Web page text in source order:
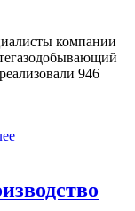
компании
946